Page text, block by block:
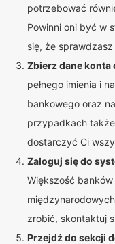
potrzebować
Powinni oni być w
się, że
Zbierz dane konta
pełnego imienia i
bankowego oraz
przypadkach
dostarczyć Ci
Zaloguj się do
Większość
zrobić, skontaktuj
Przejdź do sekcji